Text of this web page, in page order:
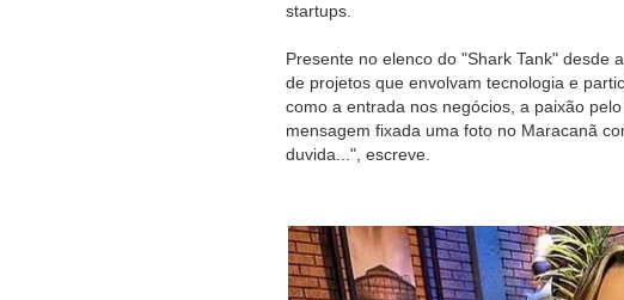
startups.
Presente no elenco do "Shark Tank" desde
de projetos que envolvam tecnologia e
como a entrada nos negócios, a paixão
mensagem fixada uma foto no Maracanã
duvida...", escreve.